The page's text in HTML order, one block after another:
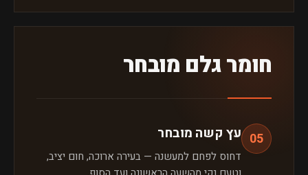
חומר גלם מובחר
05 עץ קשה מובחר
דחוס לפחם למעשנה — בעירה ארוכה, חום יציב,